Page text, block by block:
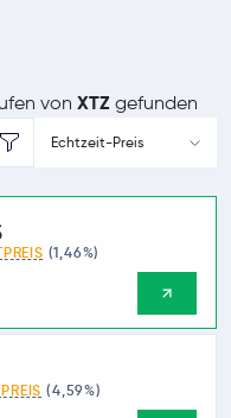
von XTZgefunden
Echtzeit-Preis
(1,46%)
(4,59%)